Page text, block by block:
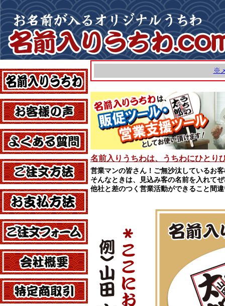
名前入りうちわ
お客様の声
よくある質問
ご注文方法
お支払方法
ご注文フォーム
※
名前入りうちわは、うちわにひとり
営業マンの皆さん！ご無沙汰しているお
そんなときは、見込み客の名前を入れて
他社と差のつく営業活動ができること間